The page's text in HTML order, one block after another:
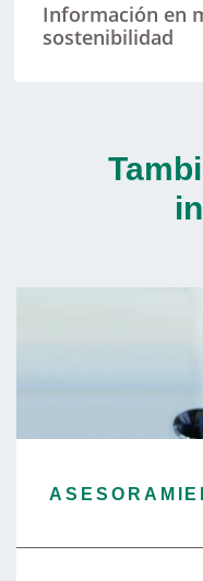
Información en
sostenibilidad